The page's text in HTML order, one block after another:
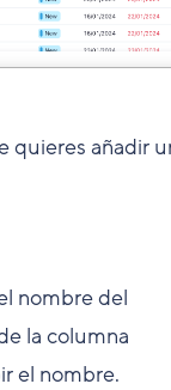
quieres añadir
nombre del
la columna
el nombre.